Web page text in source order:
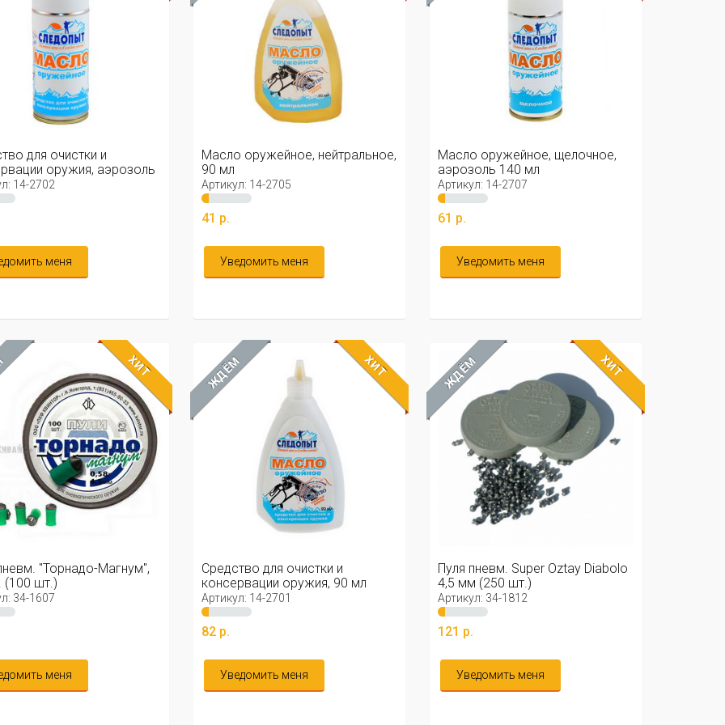
для очистки и
оружия, аэрозоль
14-2702
меня
Масло оружейное, нейтральное,
90 мл
Артикул: 14-2705
41 р.
Уведомить меня
Масло оружейное, щелочное,
аэрозоль 140 мл
Артикул: 14-2707
61 р.
Уведомить меня
ХИТ
"Торнадо-Магнум",
(100 шт.)
34-1607
меня
ЖДЁМ ХИТ
Средство для очистки и
консервации оружия, 90 мл
Артикул: 14-2701
82 р.
Уведомить меня
ЖДЁМ ХИТ
Пуля пневм. Super Oztay Diabolo
4,5 мм (250 шт.)
Артикул: 34-1812
121 р.
Уведомить меня